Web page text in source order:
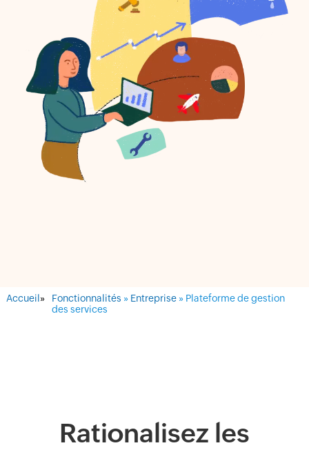
Accueil» Fonctionnalités » Entreprise» Plateforme de gestion
des services
Rationalisez les